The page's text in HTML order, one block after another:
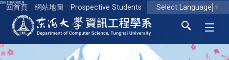
跳到主要內容區塊
回首頁 網站地圖 Prospective Students Select Language ▼
東海大學logo